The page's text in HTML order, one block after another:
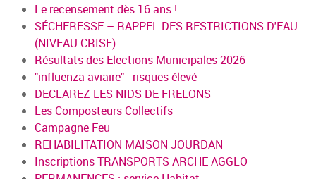
Le recensement dès 16 ans !
SÉCHERESSE – RAPPEL DES RESTRICTIONS D'EAU
(NIVEAU CRISE)
Résultats des Elections Municipales 2026
"influenza aviaire" - risques élevé
DECLAREZ LES NIDS DE FRELONS
Les Composteurs Collectifs
Campagne Feu
REHABILITATION MAISON JOURDAN
Inscriptions TRANSPORTS ARCHE AGGLO